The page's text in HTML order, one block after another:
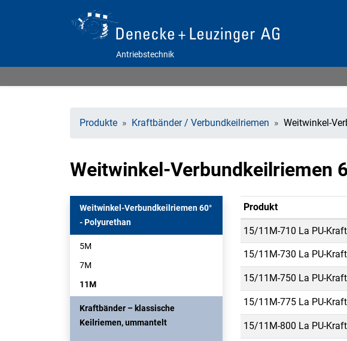
Antriebstechnik
Produkte Kraftbänder / Verbundkeilriemen Weitwinkel-
Weitwinkel-Verbundkeilriemen
Weitwinkel-Verbundkeilriemen 60°
- Polyurethan
5M
7M
11M
Kraftbänder – klassische
Keilriemen, ummantelt
Produkt
15/11M-710 La PU-
15/11M-730 La PU-
15/11M-750 La PU-
15/11M-775 La PU-
15/11M-800 La PU-